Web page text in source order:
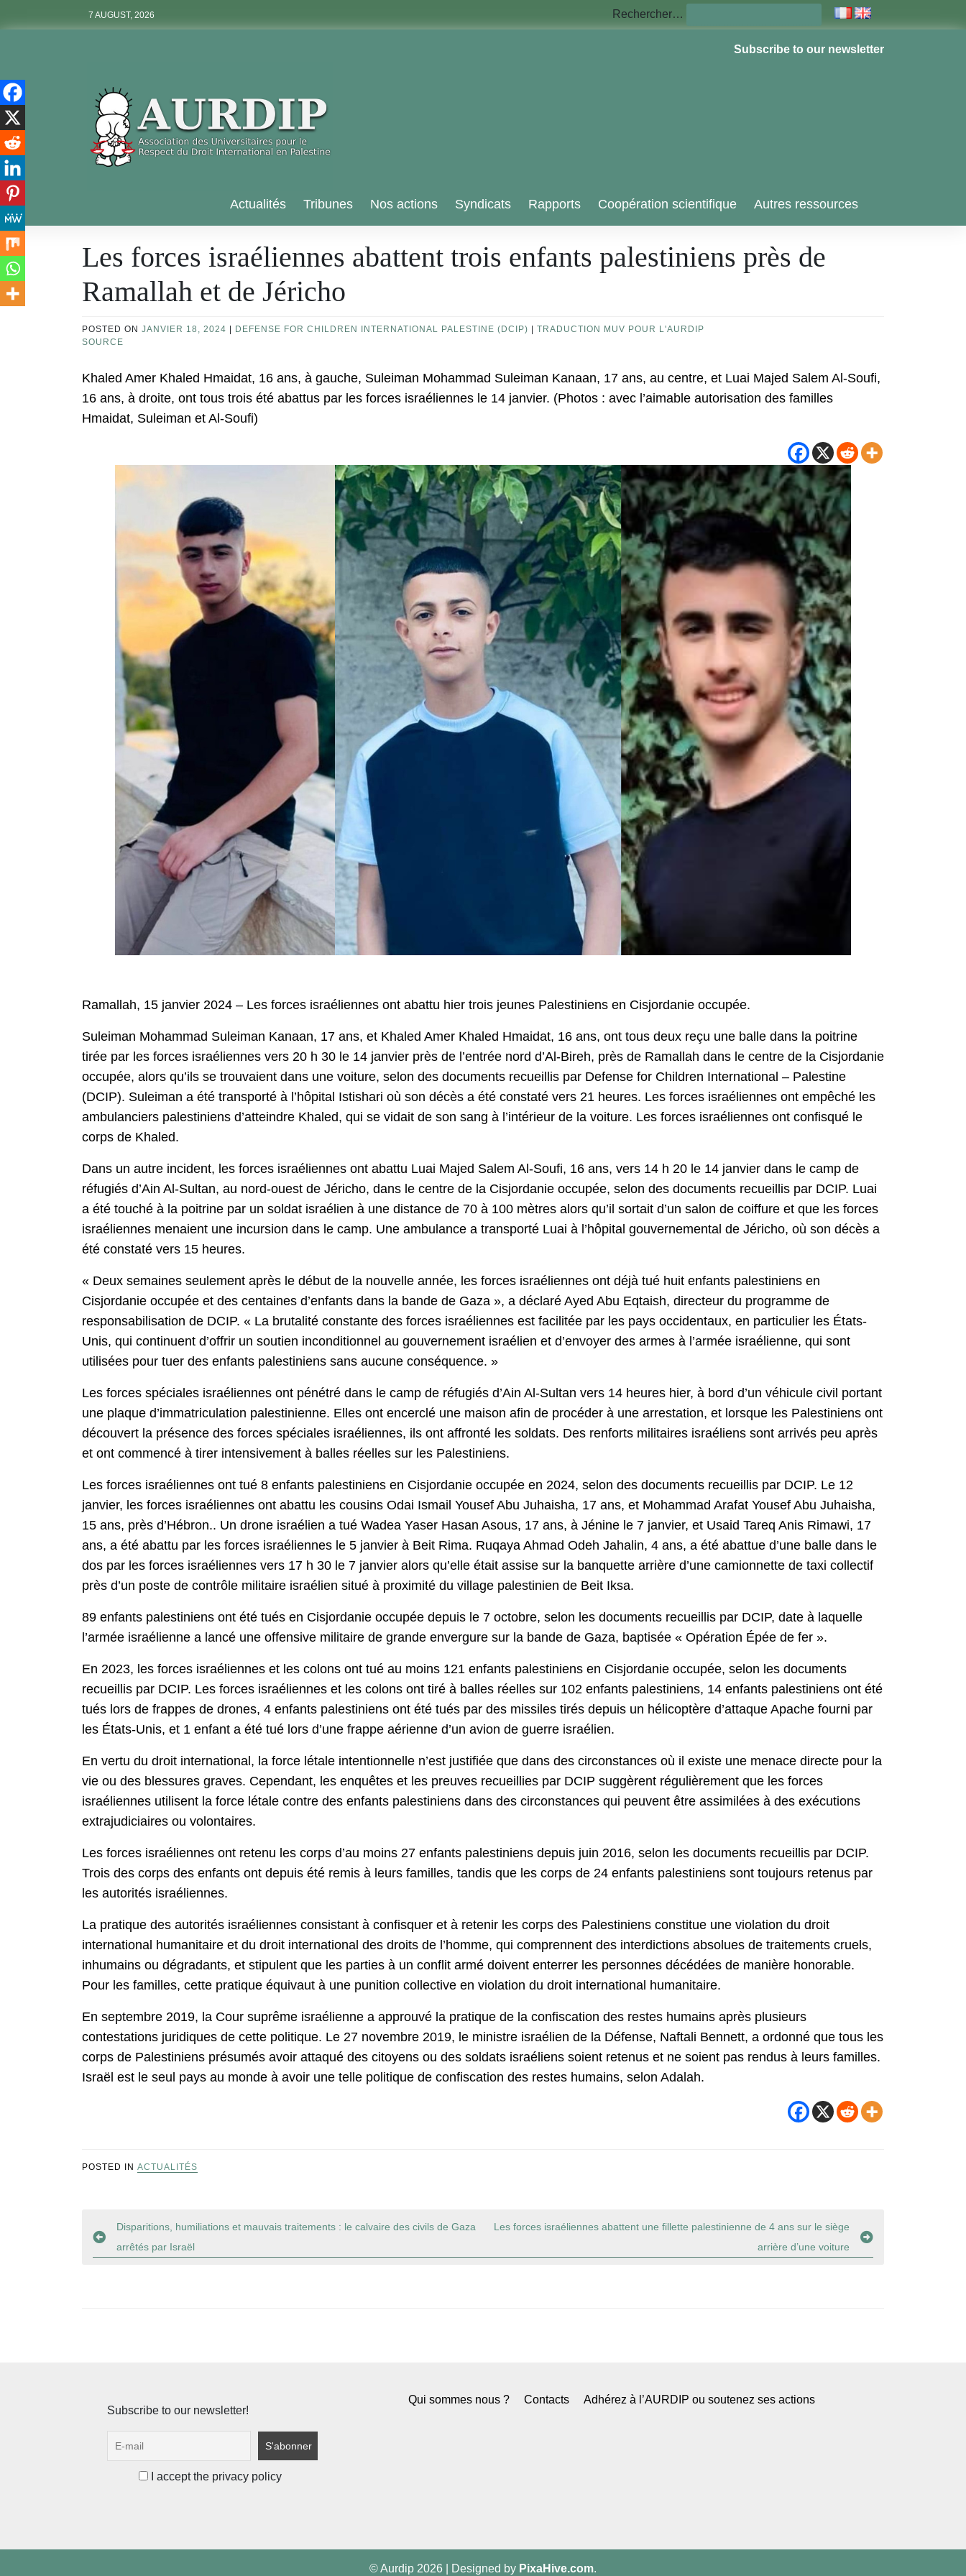
7 AUGUST, 2026 Rechercher…
Subscribe to our newsletter
Aurdip
Actualités Tribunes Nos actions Syndicats Rapports Coopération scientifique Autres ressources
Les forces israéliennes abattent trois enfants palestiniens près de
Ramallah et de Jéricho
POSTED ON JANVIER 18, 2024 DEFENSE FOR CHILDREN INTERNATIONAL PALESTINE (DCIP)
TRADUCTION MUV POUR L'AURDIP
SOURCE
Khaled Amer Khaled Hmaidat, 16 ans, à gauche, Suleiman Mohammad Suleiman Kanaan, 17 ans, au centre, et Luai Majed Salem Al-Soufi,
16 ans, à droite, ont tous trois été abattus par les forces israéliennes le 14 janvier. (Photos : avec l’aimable autorisation des familles
Hmaidat, Suleiman et Al-Soufi)
Ramallah, 15 janvier 2024 – Les forces israéliennes ont abattu hier trois jeunes Palestiniens en Cisjordanie occupée.
Suleiman Mohammad Suleiman Kanaan, 17 ans, et Khaled Amer Khaled Hmaidat, 16 ans, ont tous deux reçu une balle dans la poitrine
tirée par les forces israéliennes vers 20 h 30 le 14 janvier près de l’entrée nord d’Al-Bireh, près de Ramallah dans le centre de la Cisjordanie
occupée, alors qu’ils se trouvaient dans une voiture, selon des documents recueillis par Defense for Children International – Palestine
(DCIP). Suleiman a été transporté à l’hôpital Istishari où son décès a été constaté vers 21 heures. Les forces israéliennes ont empêché les
ambulanciers palestiniens d’atteindre Khaled, qui se vidait de son sang à l’intérieur de la voiture. Les forces israéliennes ont confisqué le
corps de Khaled.
Dans un autre incident, les forces israéliennes ont abattu Luai Majed Salem Al-Soufi, 16 ans, vers 14 h 20 le 14 janvier dans le camp de
réfugiés d’Ain Al-Sultan, au nord-ouest de Jéricho, dans le centre de la Cisjordanie occupée, selon des documents recueillis par DCIP. Luai
a été touché à la poitrine par un soldat israélien à une distance de 70 à 100 mètres alors qu’il sortait d’un salon de coiffure et que les forces
israéliennes menaient une incursion dans le camp. Une ambulance a transporté Luai à l’hôpital gouvernemental de Jéricho, où son décès a
été constaté vers 15 heures.
« Deux semaines seulement après le début de la nouvelle année, les forces israéliennes ont déjà tué huit enfants palestiniens en
Cisjordanie occupée et des centaines d’enfants dans la bande de Gaza », a déclaré Ayed Abu Eqtaish, directeur du programme de
responsabilisation de DCIP. « La brutalité constante des forces israéliennes est facilitée par les pays occidentaux, en particulier les États-
Unis, qui continuent d’offrir un soutien inconditionnel au gouvernement israélien et d’envoyer des armes à l’armée israélienne, qui sont
utilisées pour tuer des enfants palestiniens sans aucune conséquence. »
Les forces spéciales israéliennes ont pénétré dans le camp de réfugiés d’Ain Al-Sultan vers 14 heures hier, à bord d’un véhicule civil portant
une plaque d’immatriculation palestinienne. Elles ont encerclé une maison afin de procéder à une arrestation, et lorsque les Palestiniens ont
découvert la présence des forces spéciales israéliennes, ils ont affronté les soldats. Des renforts militaires israéliens sont arrivés peu après
et ont commencé à tirer intensivement à balles réelles sur les Palestiniens.
Les forces israéliennes ont tué 8 enfants palestiniens en Cisjordanie occupée en 2024, selon des documents recueillis par DCIP. Le 12
janvier, les forces israéliennes ont abattu les cousins Odai Ismail Yousef Abu Juhaisha, 17 ans, et Mohammad Arafat Yousef Abu Juhaisha,
15 ans, près d’Hébron.. Un drone israélien a tué Wadea Yaser Hasan Asous, 17 ans, à Jénine le 7 janvier, et Usaid Tareq Anis Rimawi, 17
ans, a été abattu par les forces israéliennes le 5 janvier à Beit Rima. Ruqaya Ahmad Odeh Jahalin, 4 ans, a été abattue d’une balle dans le
dos par les forces israéliennes vers 17 h 30 le 7 janvier alors qu’elle était assise sur la banquette arrière d’une camionnette de taxi collectif
près d’un poste de contrôle militaire israélien situé à proximité du village palestinien de Beit Iksa.
89 enfants palestiniens ont été tués en Cisjordanie occupée depuis le 7 octobre, selon les documents recueillis par DCIP, date à laquelle
l’armée israélienne a lancé une offensive militaire de grande envergure sur la bande de Gaza, baptisée « Opération Épée de fer ».
En 2023, les forces israéliennes et les colons ont tué au moins 121 enfants palestiniens en Cisjordanie occupée, selon les documents
recueillis par DCIP. Les forces israéliennes et les colons ont tiré à balles réelles sur 102 enfants palestiniens, 14 enfants palestiniens ont été
tués lors de frappes de drones, 4 enfants palestiniens ont été tués par des missiles tirés depuis un hélicoptère d’attaque Apache fourni par
les États-Unis, et 1 enfant a été tué lors d’une frappe aérienne d’un avion de guerre israélien.
En vertu du droit international, la force létale intentionnelle n’est justifiée que dans des circonstances où il existe une menace directe pour la
vie ou des blessures graves. Cependant, les enquêtes et les preuves recueillies par DCIP suggèrent régulièrement que les forces
israéliennes utilisent la force létale contre des enfants palestiniens dans des circonstances qui peuvent être assimilées à des exécutions
extrajudiciaires ou volontaires.
Les forces israéliennes ont retenu les corps d’au moins 27 enfants palestiniens depuis juin 2016, selon les documents recueillis par DCIP.
Trois des corps des enfants ont depuis été remis à leurs familles, tandis que les corps de 24 enfants palestiniens sont toujours retenus par
les autorités israéliennes.
La pratique des autorités israéliennes consistant à confisquer et à retenir les corps des Palestiniens constitue une violation du droit
international humanitaire et du droit international des droits de l’homme, qui comprennent des interdictions absolues de traitements cruels,
inhumains ou dégradants, et stipulent que les parties à un conflit armé doivent enterrer les personnes décédées de manière honorable.
Pour les familles, cette pratique équivaut à une punition collective en violation du droit international humanitaire.
En septembre 2019, la Cour suprême israélienne a approuvé la pratique de la confiscation des restes humains après plusieurs
contestations juridiques de cette politique. Le 27 novembre 2019, le ministre israélien de la Défense, Naftali Bennett, a ordonné que tous les
corps de Palestiniens présumés avoir attaqué des citoyens ou des soldats israéliens soient retenus et ne soient pas rendus à leurs familles.
Israël est le seul pays au monde à avoir une telle politique de confiscation des restes humains, selon Adalah.
POSTED IN ACTUALITÉS
Navigation
de
Disparitions, humiliations et mauvais traitements : le calvaire des civils de Gaza
arrêtés par Israël
Les forces israéliennes abattent une fillette palestinienne de 4 ans sur le siège
arrière d’une voiture
Subscribe to our newsletter!
I accept the privacy policy
Qui sommes nous ? Contacts Adhérez à l’AURDIP ou soutenez ses actions
© Aurdip 2026 Designed by PixaHive.com.